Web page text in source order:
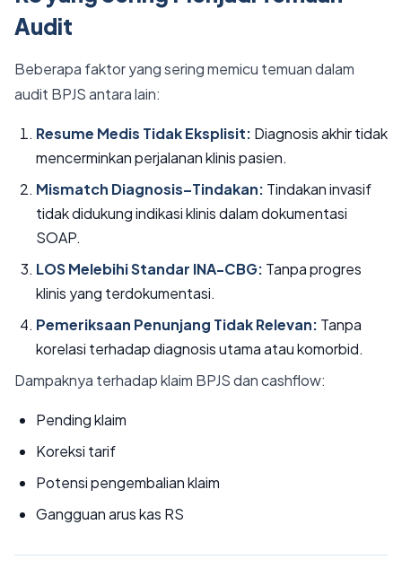
Audit
Beberapa faktor yang sering memicu temuan dalam
audit BPJS antara lain:
Resume Medis Tidak Eksplisit: Diagnosis akhir tidak
mencerminkan perjalanan klinis pasien.
Mismatch Diagnosis–Tindakan: Tindakan invasif
tidak didukung indikasi klinis dalam dokumentasi
SOAP.
LOS Melebihi Standar INA-CBG: Tanpa progres
klinis yang terdokumentasi.
Pemeriksaan Penunjang Tidak Relevan: Tanpa
korelasi terhadap diagnosis utama atau komorbid.
Dampaknya terhadap klaim BPJS dan cashflow:
Pending klaim
Koreksi tarif
Potensi pengembalian klaim
Gangguan arus kas RS